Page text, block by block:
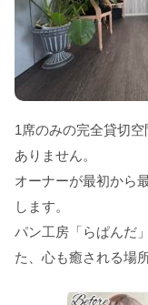
1席のみの完全貸切
ありません。
オーナーが最初から
します。
パン工房「らぱんだ
た、心も癒される場